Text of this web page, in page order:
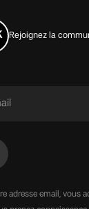
Rejoignez la
adresse email, vous